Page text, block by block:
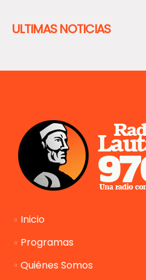
ULTIMAS NOTICIAS
Inicio
Programas
Quiénes Somos